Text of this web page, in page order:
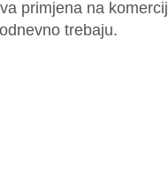
primjena na
trebaju.